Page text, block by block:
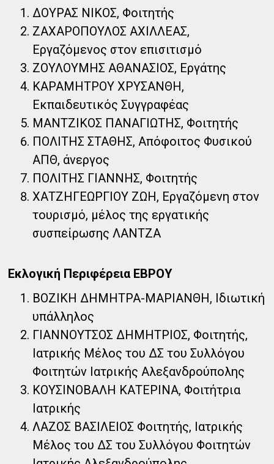
ΔΟΥΡΑΣ ΝΙΚΟΣ, Φοιτητής
ΖΑΧΑΡΟΠΟΥΛΟΣ ΑΧΙΛΛΕΑΣ,
Εργαζόμενος στον επισιτισμό
ΖΟΥΛΟΥΜΗΣ ΑΘΑΝΑΣΙΟΣ, Εργάτης
ΚΑΡΑΜΗΤΡΟΥ ΧΡΥΣΑΝΘΗ,
Εκπαιδευτικός Συγγραφέας
ΜΑΝΤΖΙΚΟΣ ΠΑΝΑΓΙΩΤΗΣ, Φοιτητής
ΠΟΛΙΤΗΣ ΣΤΑΘΗΣ, Απόφοιτος Φυσικού
ΑΠΘ, άνεργος
ΠΟΛΙΤΗΣ ΓΙΑΝΝΗΣ, Φοιτητής
ΧΑΤΖΗΓΕΩΡΓΙΟΥ ΖΩΗ, Εργαζόμενη στον
τουρισμό, μέλος της εργατικής
συσπείρωσης ΛΑΝΤΖΑ
Εκλογική Περιφέρεια ΕΒΡΟΥ
ΒΟΖΙΚΗ ΔΗΜΗΤΡΑ-ΜΑΡΙΑΝΘΗ, Ιδιωτική
υπάλληλος
ΓΙΑΝΝΟΥΤΣΟΣ ΔΗΜΗΤΡΙΟΣ, Φοιτητής,
Ιατρικής Μέλος του ΔΣ του Συλλόγου
Φοιτητών Ιατρικής Αλεξανδρούπολης
ΚΟΥΣΙΝΟΒΑΛΗ ΚΑΤΕΡΙΝΑ, Φοιτήτρια
Ιατρικής
ΛΑΖΟΣ ΒΑΣΙΛΕΙΟΣ Φοιτητής, Ιατρικής
Μέλος του ΔΣ του Συλλόγου Φοιτητών